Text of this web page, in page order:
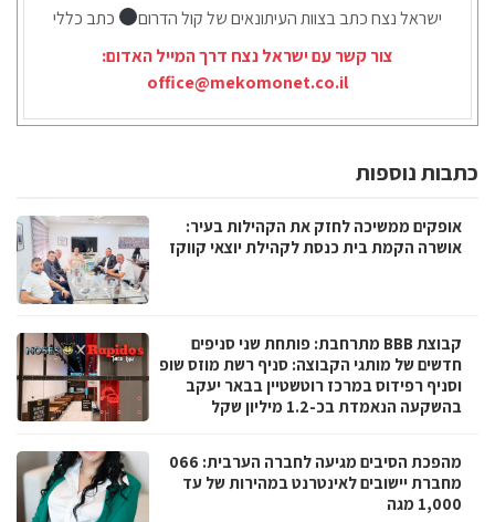
ישראל נצח כתב בצוות העיתונאים של קול הדרום
כתב כללי
צור קשר עם ישראל נצח דרך המייל האדום:
office@mekomonet.co.il
כתבות נוספות
אופקים ממשיכה לחזק את הקהילות בעיר:
אושרה הקמת בית כנסת לקהילת יוצאי קווקז
קבוצת BBB מתרחבת: פותחת שני סניפים
חדשים של מותגי הקבוצה: סניף רשת מוזס שופ
וסניף רפידוס במרכז רוטשטיין בבאר יעקב
בהשקעה הנאמדת בכ-1.2 מיליון שקל
מהפכת הסיבים מגיעה לחברה הערבית: 066
מחברת יישובים לאינטרנט במהירות של עד
1,000 מגה